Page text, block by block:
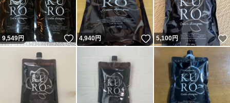
9,549円 いいね！
4,940円 いいね！
5,100円